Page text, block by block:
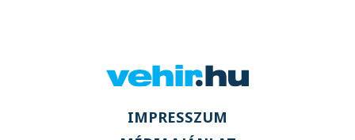
IMPRESSZUM